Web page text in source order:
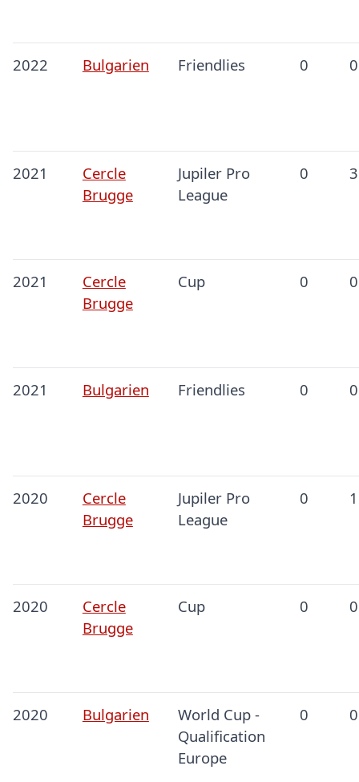
2022 Bulgarien Friendlies 0 0
2021
Cercle
Brugge
Jupiler Pro
League
0 3
2021
Cercle
Brugge
Cup 0 0
2021 Bulgarien Friendlies 0 0
2020
Cercle
Brugge
Jupiler Pro
League
0 1
2020
Cercle
Brugge
Cup 0 0
2020 Bulgarien
World Cup -
Qualification
Europe
0 0